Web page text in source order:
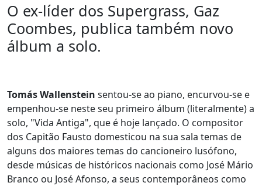
O ex-líder dos Supergrass, Gaz
Coombes, publica também novo
álbum a solo.
Tomás Wallenstein sentou-se ao piano, encurvou-se e
empenhou-se neste seu primeiro álbum (literalmente) a
solo, "Vida Antiga", que é hoje lançado. O compositor
dos Capitão Fausto domesticou na sua sala temas de
alguns dos maiores temas do cancioneiro lusófono,
desde músicas de históricos nacionais como José Mário
Branco ou José Afonso, a seus contemporâneos como